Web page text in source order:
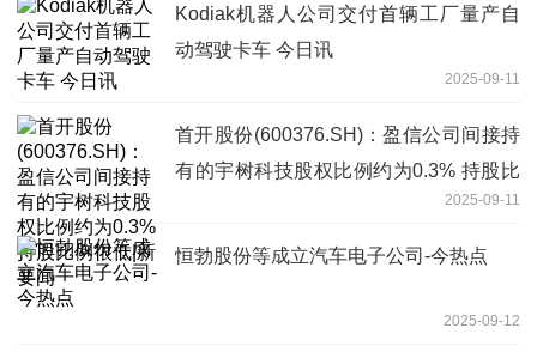
Kodiak机器人公司交付首辆工厂量产自
动驾驶卡车 今日讯
2025-09-11
首开股份(600376.SH)：盈信公司间接持
有的宇树科技股权比例约为0.3% 持股比
2025-09-11
恒勃股份等成立汽车电子公司-今热点
2025-09-12